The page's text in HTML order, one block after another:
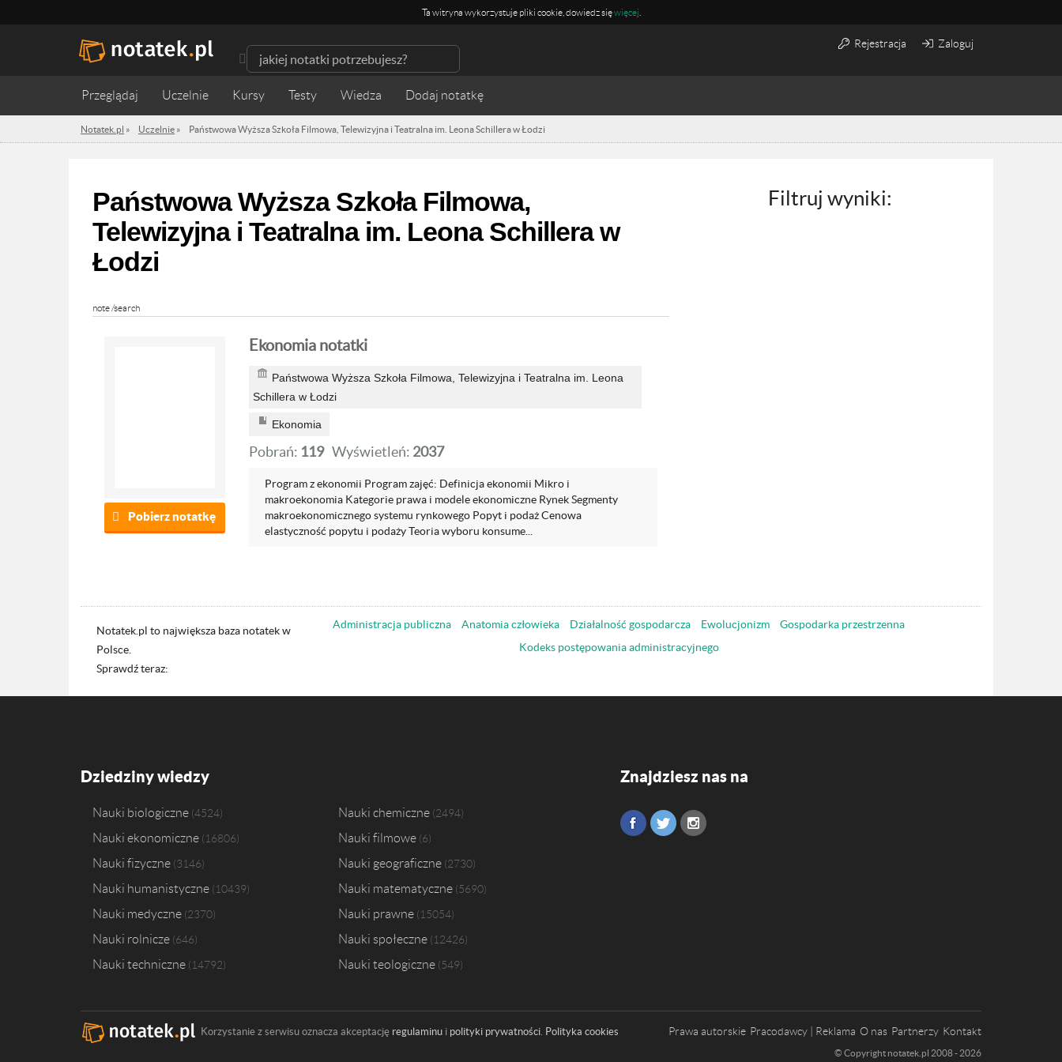
Ta witryna wykorzystuje pliki cookie, dowiedz sięwięcej
Rejestracja Zaloguj
Przeglądaj Uczelnie Kursy Testy Wiedza
Notatek.pl » Uczelnie » Państwowa Wyższa Szkoła Filmowa, Telewizyjna i Teatralna im. Leona Schillera w Łodzi
Państwowa Wyższa Szkoła Filmowa,
Telewizyjna i Teatralna im. Leona Schillera w
Łodzi
note /search
Pobierz notatkę
Ekonomia notatki
Państwowa Wyższa Szkoła Filmowa, Telewizyjna i Teatralna im. Leona
Schillera w Łodzi
Ekonomia
Pobrań: 119 Wyświetleń: 2037
Program z ekonomii Program zajęć: Definicja ekonomii Mikro i
makroekonomia Kategorie prawa i modele ekonomiczne Rynek Segmenty
makroekonomicznego systemu rynkowego Popyt i podaż Cenowa
elastyczność popytu i podaży Teoria wyboru konsume...
Filtruj wyniki:
Notatek.pl to największa baza notatek w
Polsce.
Sprawdź teraz:
Administracja publiczna Anatomia człowieka Działalność gospodarcza Ewolucjonizm
Gospodarka przestrzenna
Kodeks postępowania administracyjnego
Dziedziny wiedzy
Nauki biologiczne 4524 Nauki chemiczne 2494
Nauki ekonomiczne 16806 Nauki filmowe 6
Nauki fizyczne 3146 Nauki geograficzne 2730
Nauki humanistyczne 10439 Nauki matematyczne 5690
Nauki medyczne 2370 Nauki prawne 15054
Nauki rolnicze 646 Nauki społeczne 12426
Nauki techniczne 14792 Nauki teologiczne 549
Znajdziesz nas na
Korzystanie z serwisu oznacza akceptację regulaminu i polityki prywatności. Polityka cookies Prawa autorskie Pracodawcy | Reklama O nas Partnerzy Kontakt
© Copyright notatek.pl 2008 - 2026